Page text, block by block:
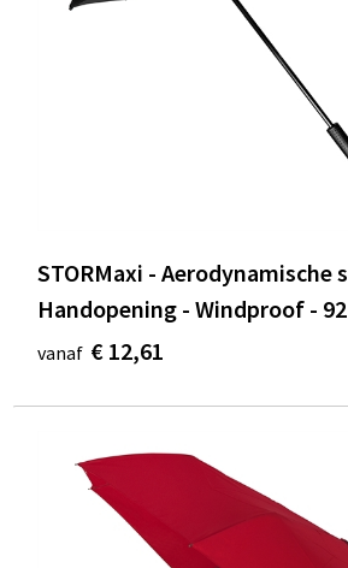
STORMaxi - Aerodynamische
Handopening - Windproof -
vanaf € 12,61